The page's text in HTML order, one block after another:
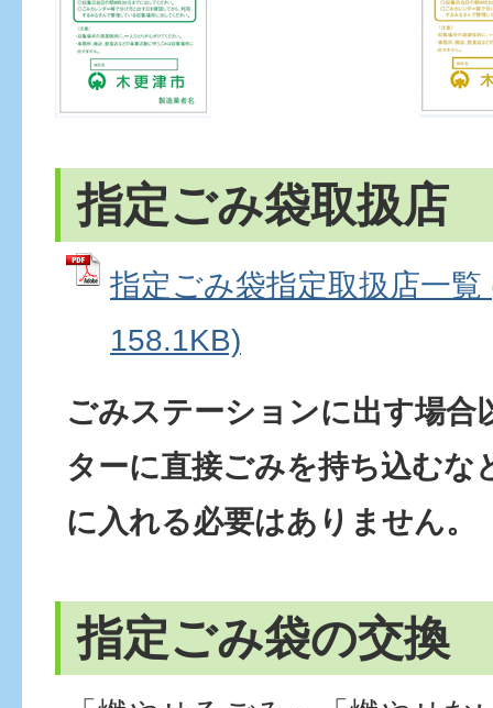
指定ごみ袋取扱店
指定ごみ袋指定取扱店一
158.1KB)
ごみステーションに出す場合
ターに直接ごみを持ち込むな
に入れる必要はありません。
指定ごみ袋の交換